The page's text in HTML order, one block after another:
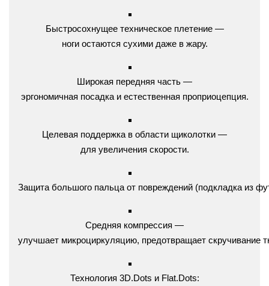
Быстросохнущее техническое плетение —
ноги остаются сухими даже в жару.
Широкая передняя часть —
эргономичная посадка и естественная проприоцепция.
Целевая поддержка в области щиколотки —
для увеличения скорости.
Защита большого пальца от повреждений (подкладка из
Средняя компрессия —
улучшает микроциркуляцию, предотвращает скручивание
Технология 3D.Dots и Flat.Dots: